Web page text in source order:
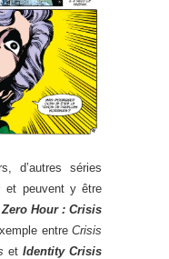
d’autres séries
et peuvent y être
Zero Hour : Crisis
entre Crisis
et Identity Crisis